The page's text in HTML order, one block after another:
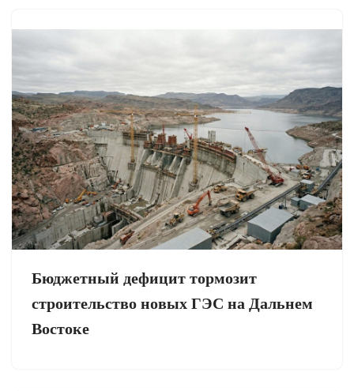
Бюджетный дефицит тормозит
строительство новых ГЭС на Дальнем
Востоке